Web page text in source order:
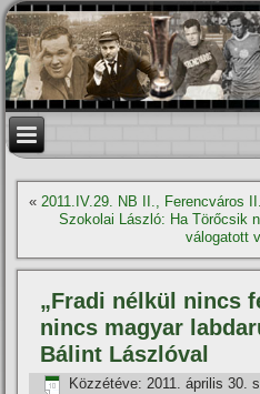
«2011.IV.29. NB II., Ferencváros
Szokolai László: Ha Törőcsik
válogatott
„Fradi nélkül nincs
nincs magyar
Bálint Lászlóval
Közzétéve: 2011. április 30.